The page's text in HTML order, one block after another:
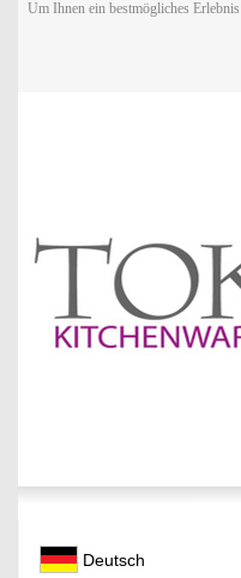
Um Ihnen ein bestmögliches
Deutsch